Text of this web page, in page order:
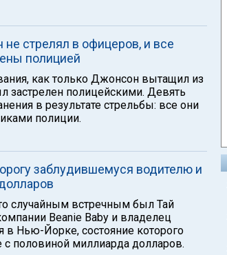
стрелял в офицеров, и все
полицией
как только Джонсон вытащил из
застрелен полицейскими. Девять
в результате стрельбы: все они
полиции.
заблудившемуся водителю и
случайным встречным был Тай
Beanie Baby и владелец
в Нью-Йорке, состояние которого
с половиной миллиарда долларов.